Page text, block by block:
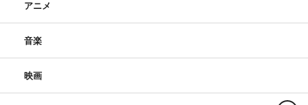
アニメ
音楽
映画